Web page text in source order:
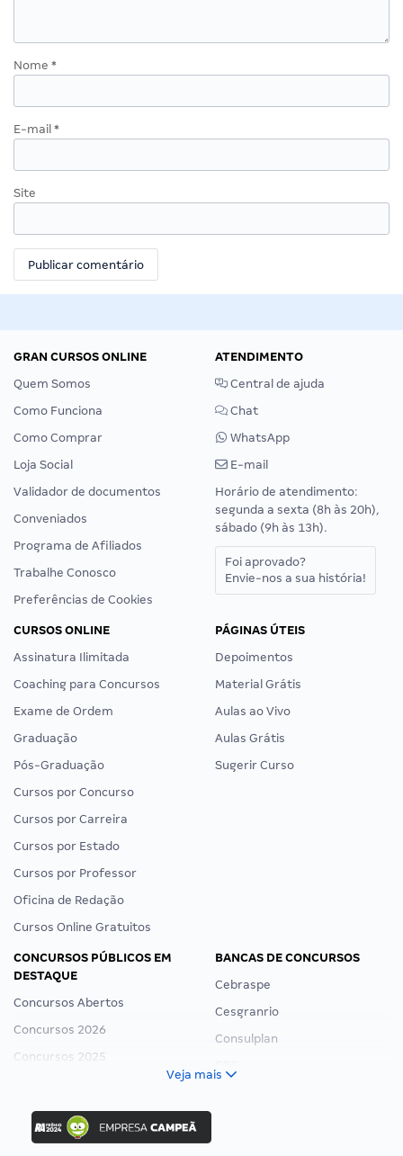
Nome *
E-mail *
Site
GRAN CURSOS ONLINE
Quem Somos
Como Funciona
Como Comprar
Loja Social
Validador de documentos
Conveniados
Programa de Afiliados
Trabalhe Conosco
Preferências de Cookies
ATENDIMENTO
Central de ajuda
Chat
WhatsApp
E-mail
Horário de atendimento:
segunda a sexta (8h às 20h),
sábado (9h às 13h).
Foi aprovado?
Envie-nos a sua história!
CURSOS ONLINE
Assinatura Ilimitada
Coaching para Concursos
Exame de Ordem
Graduação
Pós-Graduação
Cursos por Concurso
Cursos por Carreira
Cursos por Estado
Cursos por Professor
Oficina de Redação
Cursos Online Gratuitos
PÁGINAS ÚTEIS
Depoimentos
Material Grátis
Aulas ao Vivo
Aulas Grátis
Sugerir Curso
CONCURSOS PÚBLICOS EM
DESTAQUE
Concursos Abertos
Concursos 2026
Concursos 2025
Concurso Ibama
Concurso MPU
BANCAS DE CONCURSOS
Cebraspe
Cesgranrio
Consulplan
Veja mais